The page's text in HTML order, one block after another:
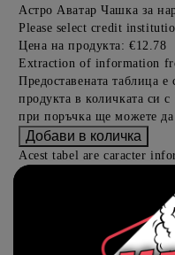
Астро Аватар Чашка за
Please select credit
Цена на продукта: €12.78
Extraction of information
Предоставената таблица
продукта в количката си
при поръчка ще можете да
Acest tabel are caracter
de cumpărături unde veți
Предоставената таблица
продукта в количката си